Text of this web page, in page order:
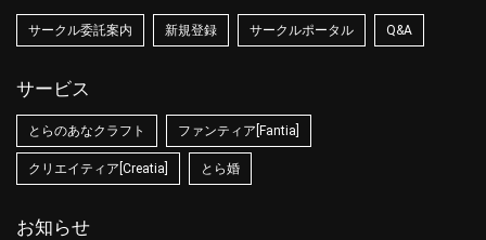
サークル委託案内 新規登録 サークルポータル Q&A
サービス
とらのあなクラフト ファンティア[Fantia]
クリエイティア[Creatia] とら婚
お知らせ